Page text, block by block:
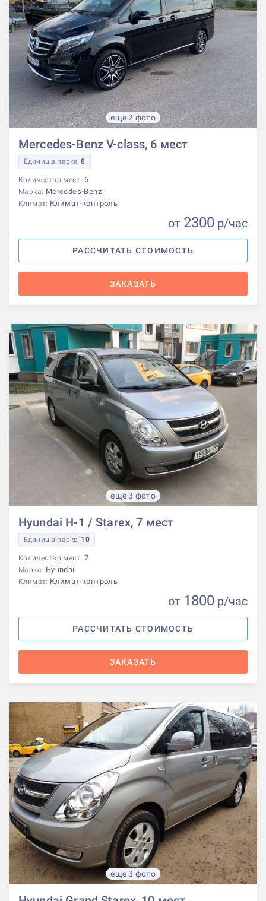
еще 2 фото
Mercedes-Benz V-class, 6 мест
Единиц в парке:8
Количество мест: 6
Марка: Mercedes-Benz
Климат: Климат-контроль
от 2300 р/час
РАССЧИТАТЬ СТОИМОСТЬ
ЗАКАЗАТЬ
еще 3 фото
Hyundai H-1 / Starex, 7 мест
Единиц в парке: 10
Количество мест: 7
Марка: Hyundai
Климат: Климат-контроль
от 1800 р/час
РАССЧИТАТЬ СТОИМОСТЬ
ЗАКАЗАТЬ
еще 3 фото